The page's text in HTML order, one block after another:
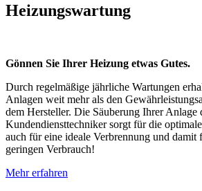
Heizungswartung
Gönnen Sie Ihrer Heizung etwas Gutes.
Durch regelmäßige jährliche Wartungen
Anlagen weit mehr als den
dem Hersteller. Die Säuberung Ihrer Anlage
Kundendiensttechniker sorgt für die
auch für eine ideale Verbrennung und damit
geringen Verbrauch!
Mehr erfahren